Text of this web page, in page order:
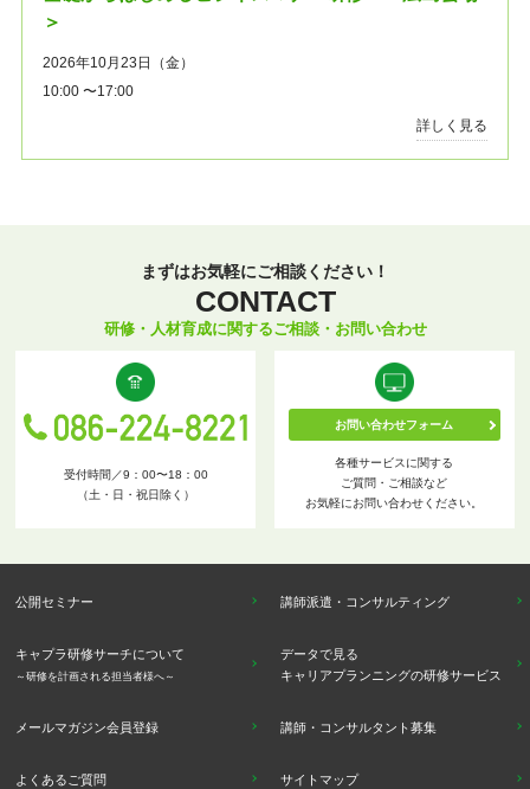
＞
2026年10月23日（金）
10:00 〜17:00
詳しく見る
まずはお気軽にご相談ください！
CONTACT
研修・人材育成に関するご相談・お問い合わせ
受付時間／9：00〜18：00
（土・日・祝日除く）
お問い合わせフォーム
各種サービスに関する
ご質問・ご相談など
お気軽にお問い合わせください。
公開セミナー 講師派遣・コンサルティング
キャプラ研修サーチについて
～研修を計画される担当者様へ～
データで見る
キャリアプランニングの研修サービス
メールマガジン会員登録 講師・コンサルタント募集
よくあるご質問 サイトマップ